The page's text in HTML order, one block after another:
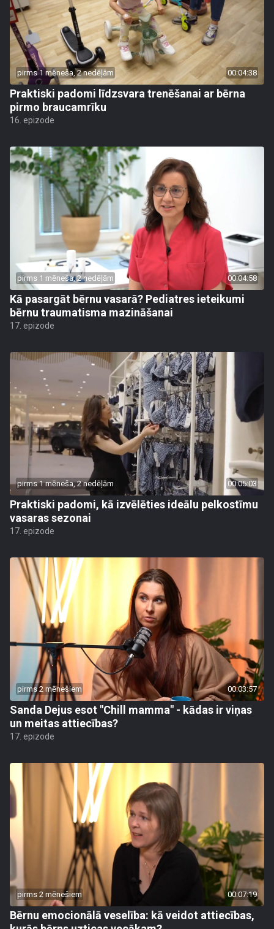
pirms 1 mēneša, 2 nedēļām 00:04:38
Praktiski padomi līdzsvara trenēšanai ar bērna
pirmo braucamrīku
16. epizode
pirms 1 mēneša, 2 nedēļām 00:04:58
Kā pasargāt bērnu vasarā? Pediatres ieteikumi
bērnu traumatisma mazināšanai
17. epizode
pirms 1 mēneša, 2 nedēļām 00:05:03
Praktiski padomi, kā izvēlēties ideālu pelkostīmu
vasaras sezonai
17. epizode
pirms 2 mēnešiem 00:03:57
Sanda Dejus esot "Chill mamma" - kādas ir viņas
un meitas attiecības?
17. epizode
pirms 2 mēnešiem 00:07:19
Bērnu emocionālā veselība: kā veidot attiecības,